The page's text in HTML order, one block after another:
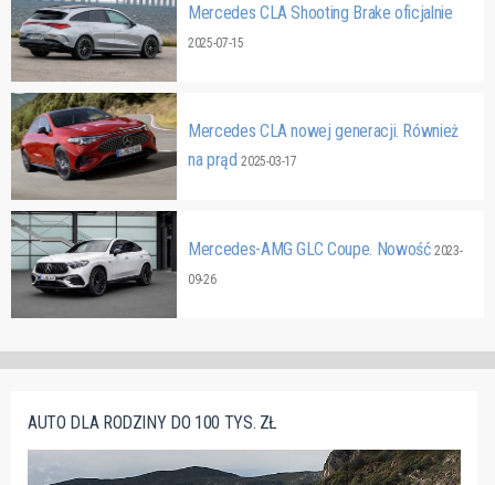
Mercedes CLA Shooting Brake oficjalnie
2025-07-15
Mercedes CLA nowej generacji. Również
na prąd2025-03-17
Mercedes-AMG GLC Coupe. Nowość2023-
09-26
AUTO DLA RODZINY DO 100 TYS. ZŁ